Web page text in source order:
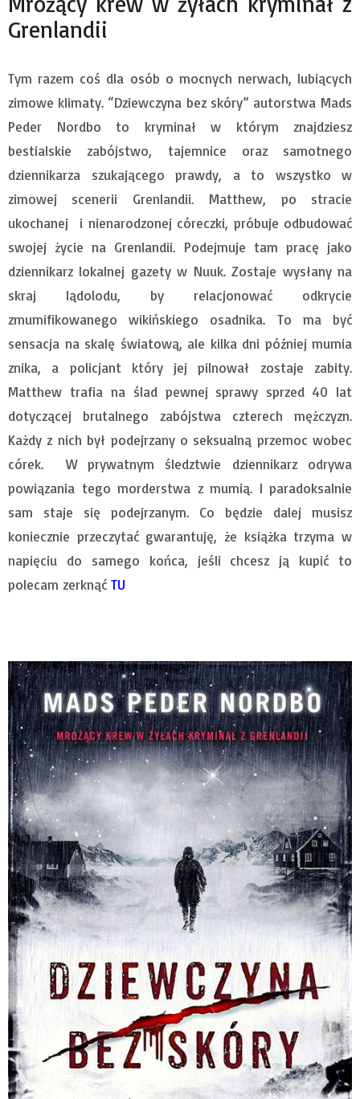
Grenlandii
Tym razem coś dla osób o mocnych nerwach, lubiących
zimowe klimaty. “Dziewczyna bez skóry” autorstwa Mads
Peder Nordbo to kryminał w którym znajdziesz
bestialskie zabójstwo, tajemnice oraz samotnego
dziennikarza szukającego prawdy, a to wszystko w
zimowej scenerii Grenlandii. Matthew, po stracie
ukochanej i nienarodzonej córeczki, próbuje odbudować
swojej życie na Grenlandii. Podejmuje tam pracę jako
dziennikarz lokalnej gazety w Nuuk. Zostaje wysłany na
skraj lądolodu, by relacjonować odkrycie
zmumifikowanego wikińskiego osadnika. To ma być
sensacja na skalę światową, ale kilka dni później mumia
znika, a policjant który jej pilnował zostaje zabity.
Matthew trafia na ślad pewnej sprawy sprzed 40 lat
dotyczącej brutalnego zabójstwa czterech mężczyzn.
Każdy z nich był podejrzany o seksualną przemoc wobec
córek. W prywatnym śledztwie dziennikarz odrywa
powiązania tego morderstwa z mumią. I paradoksalnie
sam staje się podejrzanym. Co będzie dalej musisz
koniecznie przeczytać gwarantuję, że książka trzyma w
napięciu do samego końca, jeśli chcesz ją kupić to
polecam zerknąć TU